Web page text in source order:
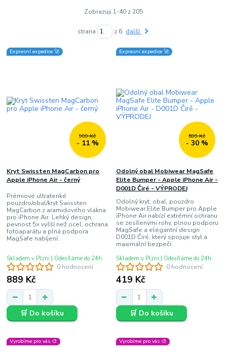
Zobrazuji 1-40 z 205
strana z 6 další
Expresní expedice 🚀
999 Kč
- 11 %
0 hodnocení
Kryt Swissten MagCarbon pro
Apple iPhone Air - černý
Prémiové ultratenké
pouzdro/obal/kryt Swissten
MagCarbon z aramidového vlákna
pro iPhone Air. Lehký design,
pevnost 5× vyšší než ocel, ochrana
fotoaparátu a plná podpora
MagSafe nabíjení.
889 Kč
Skladem v Plzni | Odesíláme do 24h
🛒 Do košíku
Expresní expedice 🚀
599 Kč
- 30 %
0 hodnocení
Odolný obal Mobiwear MagSafe
Elite Bumper - Apple iPhone Air -
D001D Čiré - VÝPRODEJ
Odolný kryt, obal, pouzdro
Mobiwear Elite Bumper pro Apple
iPhone Air nabízí extrémní ochranu
se zesílenými rohy, plnou podporu
MagSafe a elegantní design
D001D Čiré, který spojuje styl a
maximální bezpečí.
419 Kč
Skladem v Plzni | Odesíláme do 24h
🛒 Do košíku
Vyrobíme pro vás 🎨 Vyrobíme pro vás 🎨